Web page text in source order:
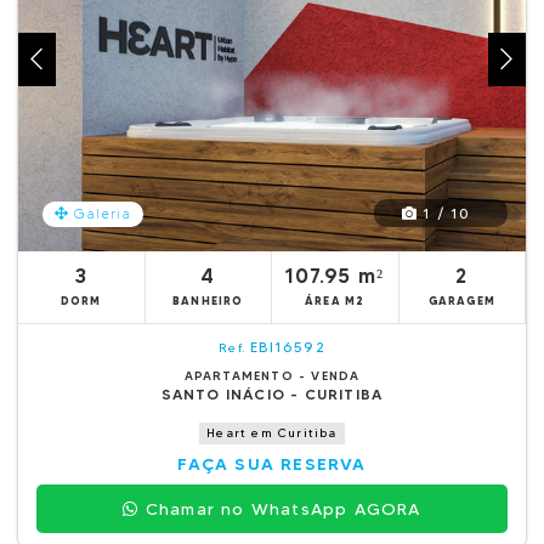
Galeria 1 / 10
3
DORM
4
BANHEIRO
107.95 m²
ÁREA M2
2
GARAGEM
Ref. EBI16592
APARTAMENTO - VENDA
SANTO INÁCIO - CURITIBA
Heart em Curitiba
FAÇA SUA RESERVA
Chamar no WhatsApp AGORA